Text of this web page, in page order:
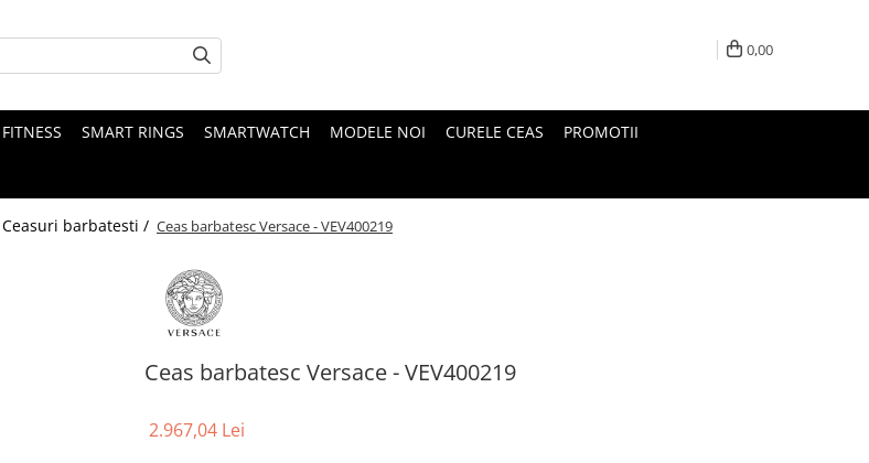
0,00
SMART RINGS SMARTWATCH MODELE NOI CURELE CEAS PROMOTII
Ceasuri barbatesti / Ceas barbatesc Versace - VEV400219
Ceas barbatesc Versace - VEV400219
2.967,04 Lei